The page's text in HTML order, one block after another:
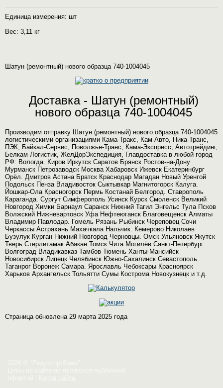
Единица измерения: шт
Вес: 3,11 кг
Шатун (ремонтный) нового образца 740-1004045
Доставка - Шатун (ремонтный)
нового образца 740-1004045
Производим отправку Шатун (ремонтный) нового образца 740-1004045
логистическими организациями Кама-Тракс, Кам-Авто, Ника-Транс,
ПЭК, Байкал-Сервис, Поволжье-Транс, Кама-Экспресс, Автотрейдинг,
Белкам Логистик, ЖелДорЭкспедиция, Главдоставка в любой город
РФ: Вологда. Киров Иркутск Саратов Брянск Ростов-на-Дону
Мурманск Петрозаводск Москва Хабаровск Ижевск Екатеринбург
Орёл. Дмитров Астана Братск Краснодар Магадан Новый Уренгой
Подольск Пенза Владивосток Сыктывкар Магнитогорск Калуга.
Йошкар-Ола Красногорск Пермь Костанай Белгород. Ставрополь
Караганда. Сургут Симферополь Усинск Курск Смоленск Великий
Новгород Химки Барнаул Саранск Нижний Тагил Энгельс Тула Псков
Волжский Нижневартовск Уфа Нефтеюганск Благовещенск Алматы
Владимир Павлодар. Гомель Рязань Рыбинск Череповец Сочи
Черкассы Астрахань Махачкала Нальчик. Кемерово Николаев
Бузулук Курган Нижний Новгород Черновцы. Омск Ульяновск Якутск
Тверь Стерлитамак Абакан Томск Чита Могилёв Санкт-Петербург
Волгоград Владикавказ Тамбов Тюмень Ханты-Мансийск
Новосибирск Липецк Челябинск Южно-Сахалинск Севастополь.
Таганрог Воронеж Самара. Ярославль Чебоксары Красноярск
Харьков Архангельск Тольятти Сумы Кострома Новокузнецк и т.д.
Страница обновлена 29 марта 2025 года